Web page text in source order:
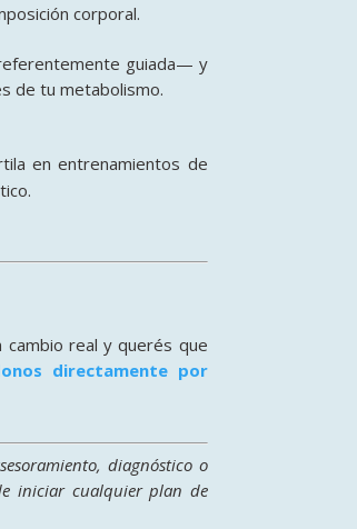
corporal.
guiada— y
de tu metabolismo.
en entrenamientos de
.
cambio real y querés que
directamente por
diagnóstico o
iniciar cualquier plan de